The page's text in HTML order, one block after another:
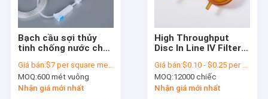
Bạch cầu sợi thủy
tinh chống nước cho
bộ truyền IV
Giá bán:$7 per square meter
MOQ:600 mét vuông
Nhận giá mới nhất
High Throughput
Disc In Line IV Filters
Infusions với PES
Hydrophilic 0,22μm
Giá bán:$0.10 - $0.25 per piece
MOQ:12000 chiếc
Nhận giá mới nhất